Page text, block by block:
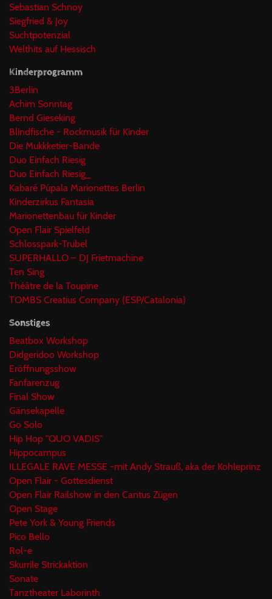
Sebastian Schnoy
Siegfried & Joy
Suchtpotenzial
Welthits auf Hessisch
Kinderprogramm
3Berlin
Achim Sonntag
Bernd Gieseking
Blindfische - Rockmusik für Kinder
Die Mukkketier-Bande
Duo Einfach Riesig
Duo Einfach Riesig_
Kabaré Púpala Marionettes Berlin
Kinderzirkus Fantasia
Marionettenbau für Kinder
Open Flair Spielfeld
Schlosspark-Trubel
SUPERHALLO – DJ Frietmachine
Ten Sing
Théâtre de la Toupine
TOMBS Creatius Company (ESP/Catalonia)
Sonstiges
Beatbox Workshop
Didgeridoo Workshop
Eröffnungsshow
Fanfarenzug
Final Show
Gänsekapelle
Go Solo
Hip Hop "QUO VADIS"
Hippocampus
ILLEGALE RAVE MESSE -mit Andy Strauß, aka der Kohleprinz
Open Flair - Gottesdienst
Open Flair Railshow in den Cantus Zügen
Open Stage
Pete York & Young Friends
Pico Bello
Rol-e
Skurrile Strickaktion
Sonate
Tanztheater Laborinth